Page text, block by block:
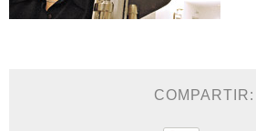
COMPARTIR: